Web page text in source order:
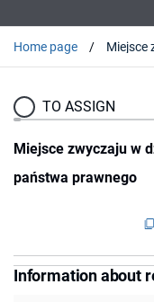
Home page
TO ASSIGN
Miejsce zwyczaju w
państwa prawnego
Information about